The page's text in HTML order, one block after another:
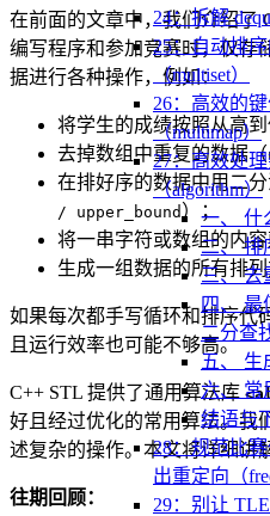
24：拆解
25：自动排
（multiset）
26：高效的
（multimap）
27：高效处
（algorithm）
一、 什
二、 排
三、 去
四、 最
二分查
五、 生
六、 常
结语与
28：规范比
出重定向（
29：别让
在前面的文章中，我们介绍了
编写程序和参加竞赛时，仅存
据进行各种操作，例如：
将学生的成绩按照从高
去掉数组中重复的数据（
在排好序的数据中用二
/ upper_bound ）；
将一串字符或数组的内
生成一组数据的所有排
如果每次都手写循环和排序代
且运行效率也可能不够高。
C++ STL 提供了通用算法库
好且经过优化的常用算法。我
述复杂的操作。本文将详细讲
往期回顾：